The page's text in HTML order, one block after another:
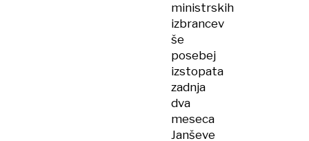
ministrskih
izbrancev
še
posebej
izstopata
zadnja
dva
meseca
Janševe